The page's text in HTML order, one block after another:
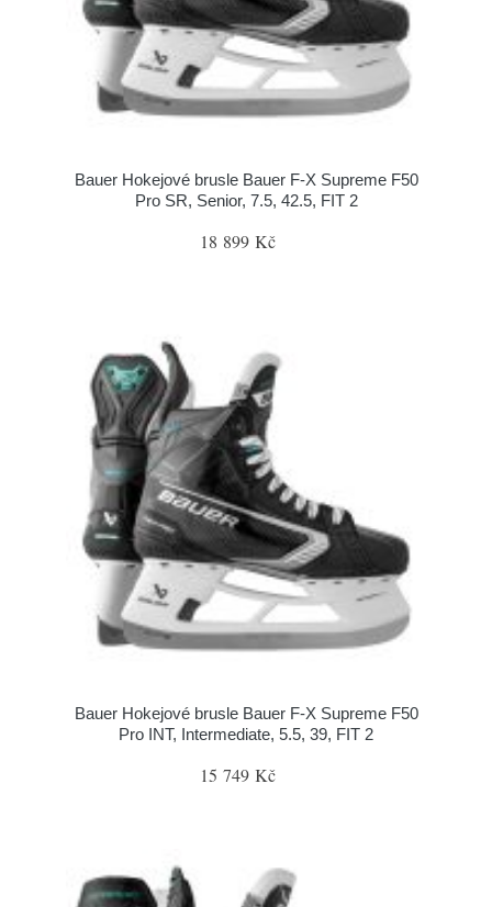
Bauer Hokejové brusle Bauer F-X Supreme F50
Pro SR, Senior, 7.5, 42.5, FIT 2
18 899 Kč
Bauer Hokejové brusle Bauer F-X Supreme F50
Pro INT, Intermediate, 5.5, 39, FIT 2
15 749 Kč